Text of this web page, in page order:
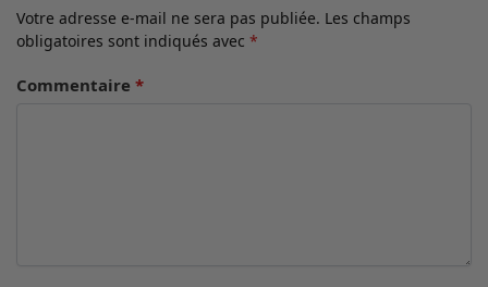
Votre adresse e-mail ne sera pas publiée. Les champs
obligatoires sont indiqués avec *
Commentaire *